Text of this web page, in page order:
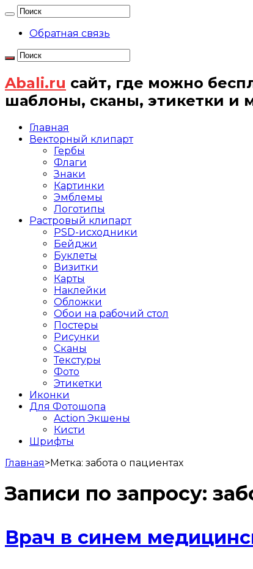
Обратная связь
Abali.ru сайт, где можно
шаблоны, сканы, этикетки и
Главная
Векторный клипарт
Гербы
Флаги
Знаки
Картинки
Эмблемы
Логотипы
Растровый клипарт
PSD-исходники
Бейджи
Буклеты
Визитки
Карты
Наклейки
Обложки
Обои на рабочий стол
Постеры
Рисунки
Сканы
Текстуры
Фото
Этикетки
Иконки
Для Фотошопа
Action Экшены
Кисти
Шрифты
Главная>Метка: забота о пациентах
Записи по запросу:
Врач в синем